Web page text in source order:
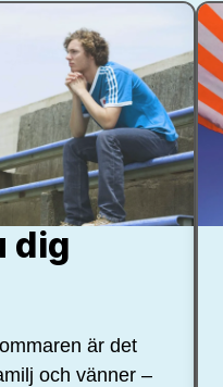
dig
är det
och vänner –